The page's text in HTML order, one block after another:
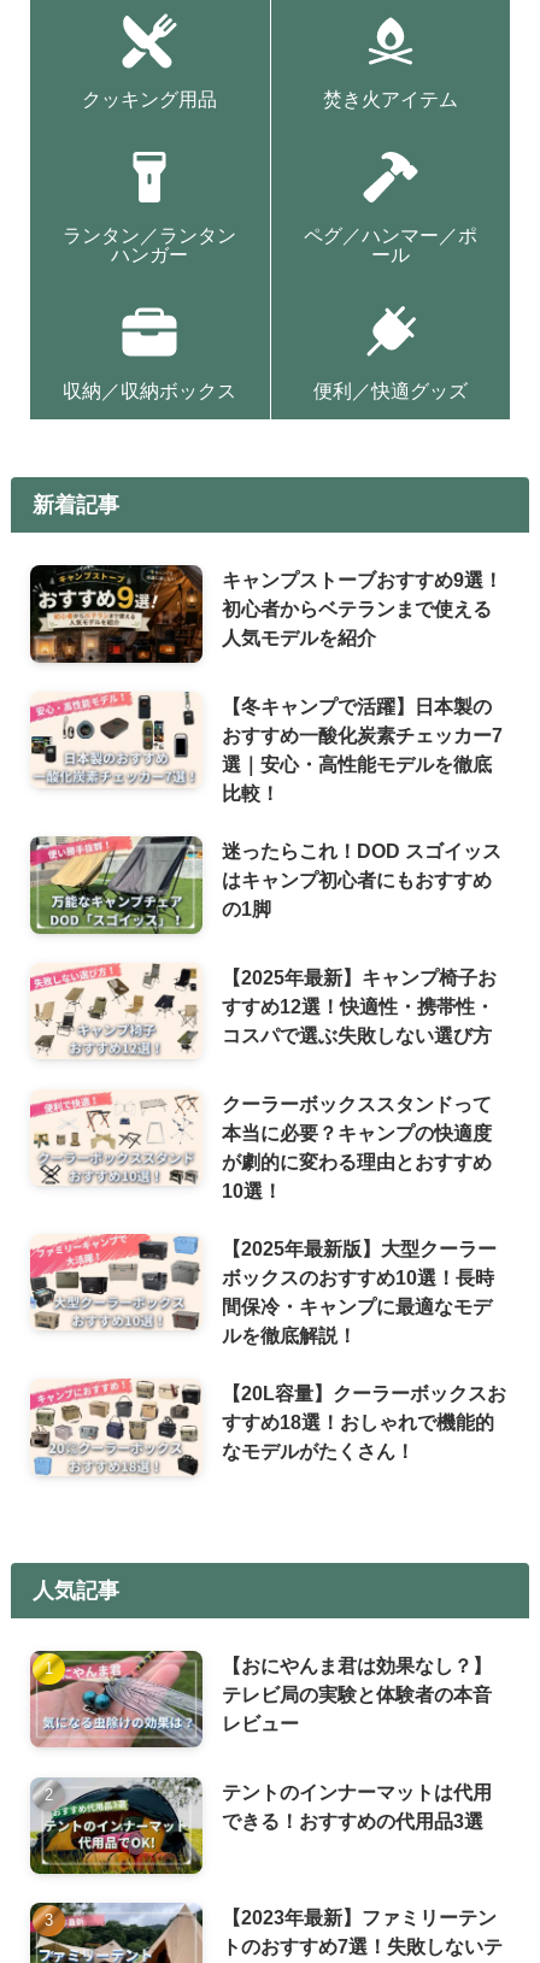
クッキング用品 焚き火アイテム
ランタン／ランタン
ハンガー
ペグ／ハンマー／ポ
ール
収納／収納ボックス 便利／快適グッズ
新着記事
キャンプストーブおすすめ9選！
初心者からベテランまで使える
人気モデルを紹介
【冬キャンプで活躍】日本製の
おすすめ一酸化炭素チェッカー7
選｜安心・高性能モデルを徹底
比較！
迷ったらこれ！DOD スゴイッス
はキャンプ初心者にもおすすめ
の1脚
【2025年最新】キャンプ椅子お
すすめ12選！快適性・携帯性・
コスパで選ぶ失敗しない選び方
クーラーボックススタンドって
本当に必要？キャンプの快適度
が劇的に変わる理由とおすすめ
10選！
【2025年最新版】大型クーラー
ボックスのおすすめ10選！長時
間保冷・キャンプに最適なモデ
ルを徹底解説！
【20L容量】クーラーボックスお
すすめ18選！おしゃれで機能的
なモデルがたくさん！
人気記事
【おにやんま君は効果なし？】
テレビ局の実験と体験者の本音
レビュー
テントのインナーマットは代用
できる！おすすめの代用品3選
【2023年最新】ファミリーテン
トのおすすめ7選！失敗しないテ